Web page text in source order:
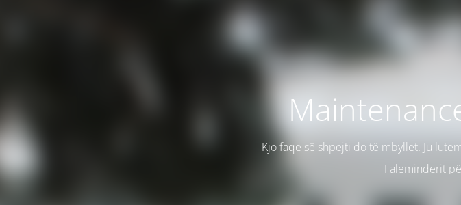
Kjo faqe së shpejti do të mbyllet. Ju
Faleminderit